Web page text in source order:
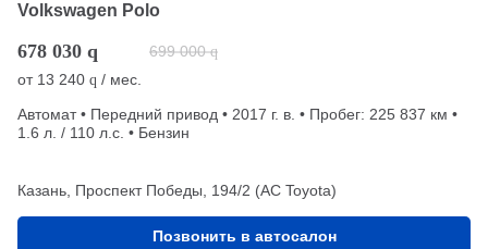
Volkswagen Polo
678 030 q 699 000 q
от 13 240 q / мес.
Автомат • Передний привод • 2017 г. в. • Пробег: 225 837 км •
1.6 л. / 110 л.с. • Бензин
Казань, Проспект Победы, 194/2 (АС Toyota)
Позвонить в автосалон